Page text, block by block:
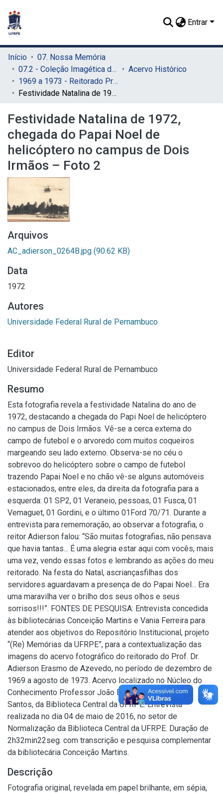
Entrar
Início
07. Nossa Memória
07.2 - Coleção Imagética do SIB
Acervo Histórico
1969 a 1973 - Reitorado Prof. Adierson Erasmo de Azevedo
Festividade Natalina de 1972, chegada do Papai Noel de helicóptero no campus de Dois Irmãos – Foto 2
Festividade Natalina de 1972,
chegada do Papai Noel de
helicóptero no campus de Dois
Irmãos – Foto 2
Arquivos
AC_adierson_0264B.jpg (90.62 KB)
Data
1972
Autores
Universidade Federal Rural de Pernambuco
Editor
Universidade Federal Rural de Pernambuco
Resumo
Esta fotografia revela a festividade Natalina do ano de
1972, destacando a chegada do Papi Noel de helicóptero
no campus de Dois Irmãos. Vê-se a cerca externa do
campo de futebol e o arvoredo com muitos coqueiros
margeando seu lado externo. Observa-se no céu o
sobrevoo do helicóptero sobre o campo de futebol
trazendo Papai Noel e no chão vê-se alguns automóveis
estacionados, entre eles, da direita da fotografia para a
esquerda: 01 SP2, 01 Veraneio, pessoas, 01 Fusca, 01
Vemaguet, 01 Gordini, e o último 01Ford 70/71. Durante a
entrevista para rememoração, ao observar a fotografia, o
reitor Adierson falou: “São muitas fotografias, não pensava
que havia tantas... É uma alegria estar aqui com vocês, mais
uma vez, vendo essas fotos e lembrando as ações do meu
reitorado. Na festa do Natal, ascriançasfilhas dos
servidores aguardavam a presença de do Papai Noel... Era
uma maravilha ver o brilho dos seus olhos e seus
sorrisos!!!”. FONTES DE PESQUISA: Entrevista concedida
às bibliotecárias Conceição Martins e Vania Ferreira para
atender aos objetivos do Repositório Institucional, projeto
“(Re) Memórias da UFRPE”, para a contextualização das
imagens do acervo fotográfico do reitorado do Prof. Dr.
Adierson Erasmo de Azevedo, no período de dezembro de
1969 a agosto de 1973. Acervo localizado no Núcleo do
Conhecimento Professor João Baptista Oliveira dos
Santos, da Biblioteca Central da UFRPE. Entrevista
realizada no dia 04 de maio de 2016, no setor de
Normalização da Biblioteca Central da UFRPE. Duração de
2h32min22seg. com transcrição e pesquisa complementar
da bibliotecária Conceição Martins.
Descrição
Fotografia original, revelada em papel brilhante, em sépia,